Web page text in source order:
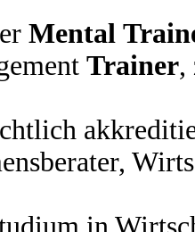
Mental
Trainer,